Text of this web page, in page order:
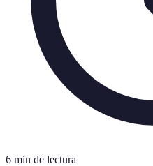
6 min de lectura